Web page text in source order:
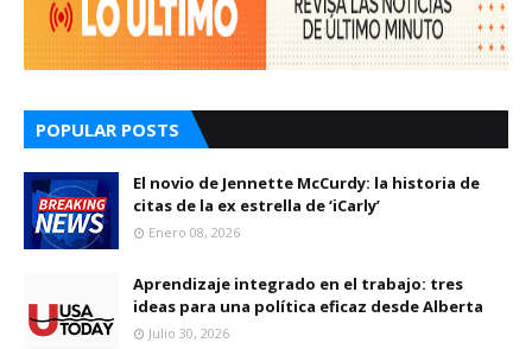
POPULAR POSTS
El novio de Jennette McCurdy: la historia de
citas de la ex estrella de ‘iCarly’
Enero 08, 2026
Aprendizaje integrado en el trabajo: tres
ideas para una política eficaz desde Alberta
Julio 30, 2026